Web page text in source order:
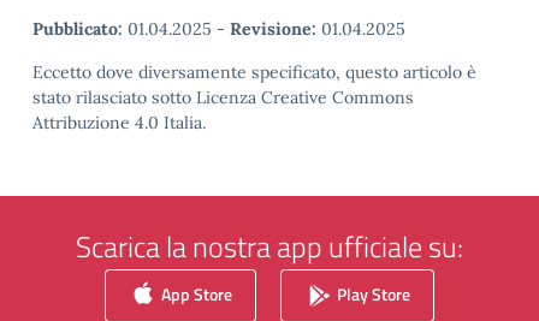
Pubblicato: 01.04.2025 - Revisione: 01.04.2025
Eccetto dove diversamente specificato, questo articolo è
stato rilasciato sotto Licenza Creative Commons
Attribuzione 4.0 Italia.
Scarica la nostra app ufficiale su:
App Store Play Store